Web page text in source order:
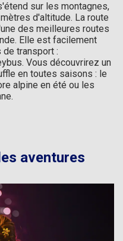
sur les montagnes,
d'altitude. La route
des meilleures routes
Elle est facilement
transport :
Vous découvrirez un
en toutes saisons : le
alpine en été ou les
aventures